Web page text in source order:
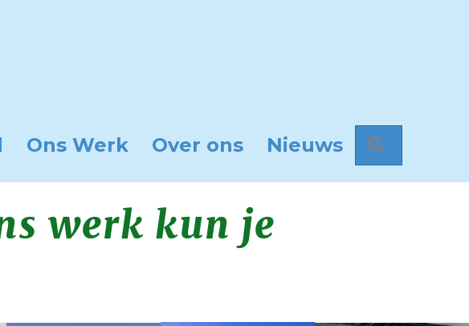
Ons Werk Over ons Nieuws
werk kun je